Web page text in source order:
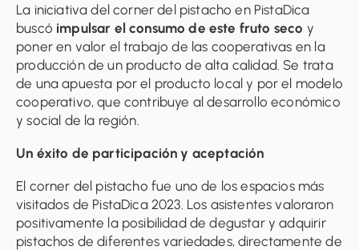
La iniciativa del corner del pistacho en PistaDica
buscó impulsar el consumo de este fruto seco y
poner en valor el trabajo de las cooperativas en la
producción de un producto de alta calidad. Se trata
de una apuesta por el producto local y por el modelo
cooperativo, que contribuye al desarrollo económico
y social de la región.
Un éxito de participación y aceptación
El corner del pistacho fue uno de los espacios más
visitados de PistaDica 2023. Los asistentes valoraron
positivamente la posibilidad de degustar y adquirir
pistachos de diferentes variedades, directamente de